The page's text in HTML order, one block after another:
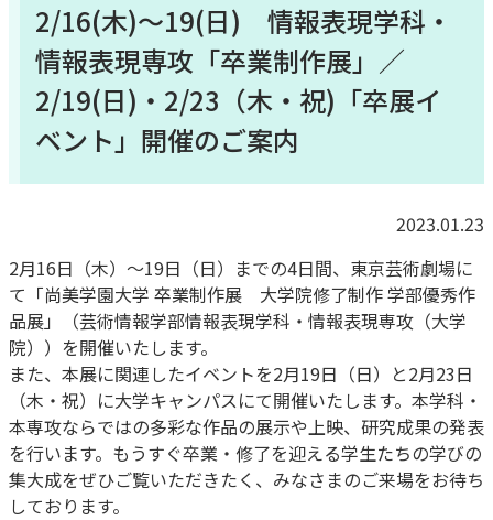
2/16(木)～19(日) 情報表現学科・
情報表現専攻「卒業制作展」／
2/19(日)・2/23（木・祝)「卒展イ
ベント」開催のご案内
2023.01.23
2月16日（木）～19日（日）までの4日間、東京芸術劇場に
て「尚美学園大学 卒業制作展 大学院修了制作 学部優秀作
品展」（芸術情報学部情報表現学科・情報表現専攻（大学
院））を開催いたします。
また、本展に関連したイベントを2月19日（日）と2月23日
（木・祝）に大学キャンパスにて開催いたします。本学科・
本専攻ならではの多彩な作品の展示や上映、研究成果の発表
を行います。もうすぐ卒業・修了を迎える学生たちの学びの
集大成をぜひご覧いただきたく、みなさまのご来場をお待ち
しております。